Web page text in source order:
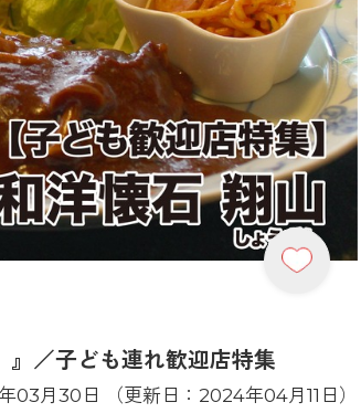
／子ども連れ歓迎店特集
03月30日 （更新日：2024年04月11日）